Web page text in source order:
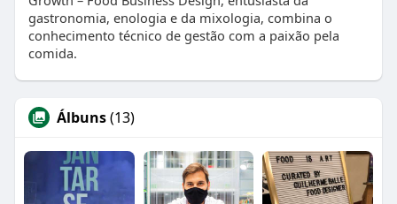
gastronomia, enologia e da mixologia, combina o
conhecimento técnico de gestão com a paixão pela
comida.
Álbuns(13)